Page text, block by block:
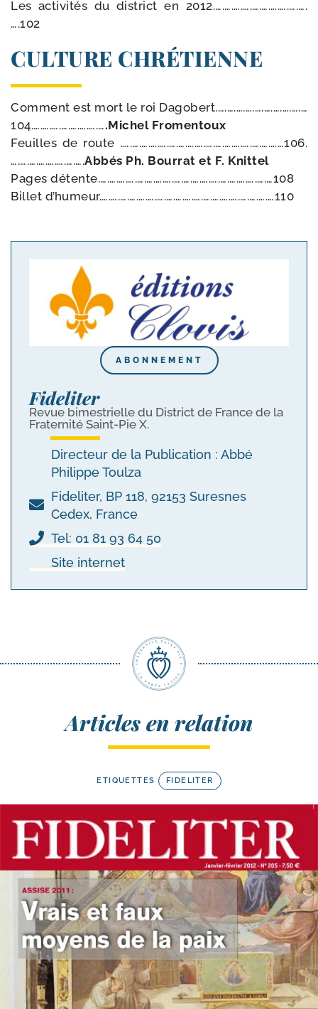
Les acti­vi­tés du dis­trict en 2012.….….….….….….….….….….
….102
CULTURE CHRÉTIENNE
Comment est mort le roi Dagobert.….….….….….….….….….…
104.….….….….….….….….Michel Fromentoux
Feuilles de route .….….….….….….….….….….….….….….….….……106.
….….….….….….….….Abbés Ph. Bourrat et F. Knittel
Pages détente.….….….….….….….….….….….….….….….….….….…108
Billet d’humeur.….….….….….….….….….….….….….….….….….….…110
ABONNEMENT
Fideliter
Revue bimestrielle du District de France de la
Fraternité Saint-Pie X.
Directeur de la Publication : Abbé
Philippe Toulza
Fideliter, BP 118, 92153 Suresnes
Cedex, France
Tel: 01 81 93 64 50
Site internet
Articles en relation
ETIQUETTES FIDELITER